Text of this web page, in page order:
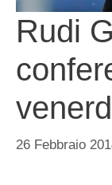
Rudi
26 Febbraio